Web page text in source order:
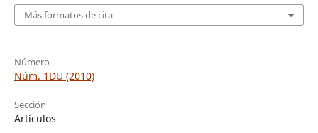
Más formatos de cita
Número
Núm. 1DU (2010)
Sección
Artículos